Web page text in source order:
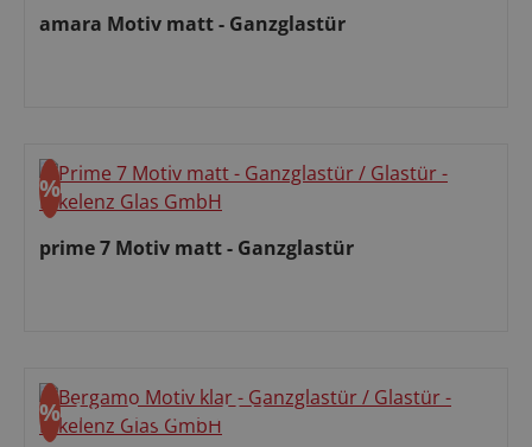
amara Motiv matt - Ganzglastür
Rabatt
%
prime 7 Motiv matt - Ganzglastür
Rabatt
%ohne ExpressAktion